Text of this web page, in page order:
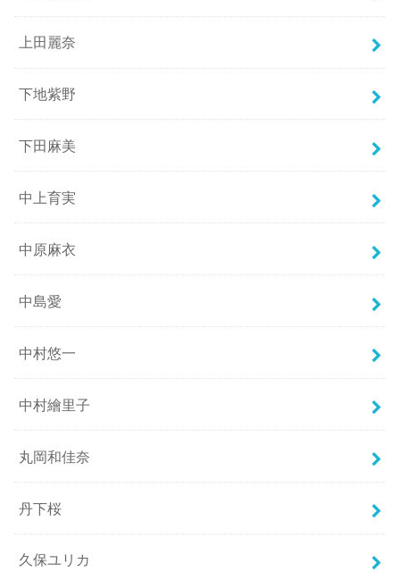
上田麗奈
下地紫野
下田麻美
中上育実
中原麻衣
中島愛
中村悠一
中村繪里子
丸岡和佳奈
丹下桜
久保ユリカ